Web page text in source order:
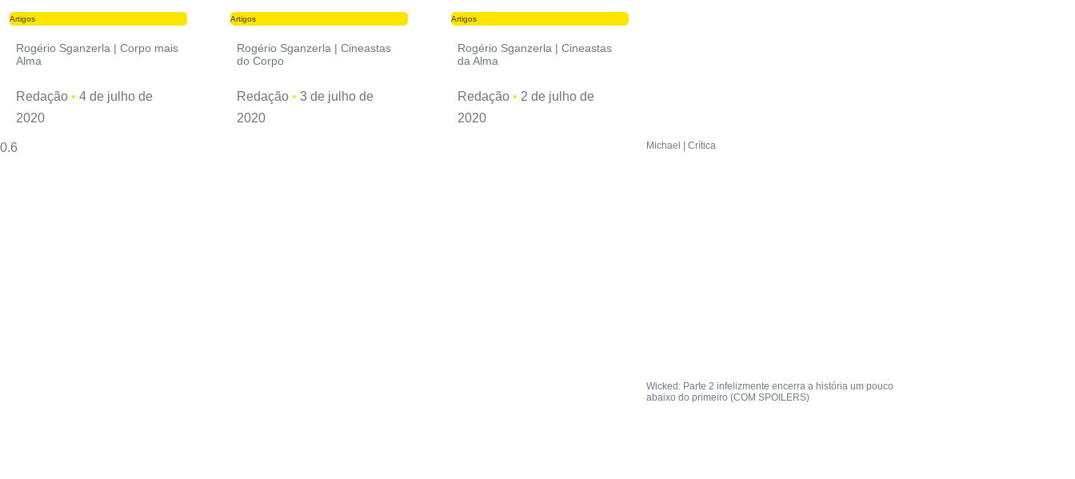
Artigos
Rogério Sganzerla | Corpo mais
Alma
Redação
4 de julho de
2020
Artigos
Rogério Sganzerla | Cineastas
do Corpo
Redação
3 de julho de
2020
Artigos
Rogério Sganzerla | Cineastas
da Alma
Redação
2 de julho de
2020
Michael | Crítica
Wicked: Parte 2 infelizmente encerra a história um pouco
abaixo do primeiro (COM SPOILERS)